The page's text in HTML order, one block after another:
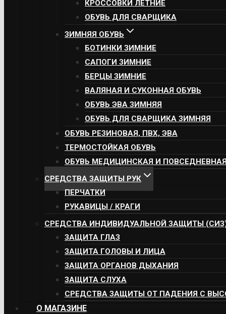
КРОССОВКИ ЛЕТНИЕ
ОБУВЬ ДЛЯ СВАРЩИКА
ЗИМНЯЯ ОБУВЬ
БОТИНКИ ЗИМНИЕ
САПОГИ ЗИМНИЕ
БЕРЦЫ ЗИМНИЕ
ВАЛЯНАЯ И СУКОННАЯ ОБУВЬ
ОБУВЬ ЭВА ЗИМНЯЯ
ОБУВЬ ДЛЯ СВАРЩИКА ЗИМНЯЯ
ОБУВЬ РЕЗИНОВАЯ, ПВХ, ЭВА
ТЕРМОСТОЙКАЯ ОБУВЬ
ОБУВЬ МЕДИЦИНСКАЯ И
СРЕДСТВА ЗАЩИТЫ РУК
ПЕРЧАТКИ
РУКАВИЦЫ / КРАГИ
СРЕДСТВА ИНДИВИДУАЛЬНОЙ ЗАЩИТЫ
ЗАЩИТА ГЛАЗ
ЗАЩИТА ГОЛОВЫ И ЛИЦА
ЗАЩИТА ОРГАНОВ ДЫХАНИЯ
ЗАЩИТА СЛУХА
СРЕДСТВА ЗАЩИТЫ ОТ ПАДЕНИЯ С
О МАГАЗИНЕ